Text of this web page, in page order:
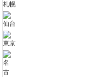
札幌
仙台
東京
名
古